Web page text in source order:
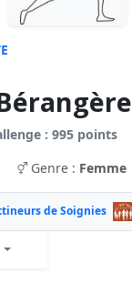
: 995 points
Genre : Femme
de Soignies